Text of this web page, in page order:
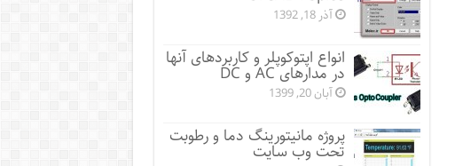
آذر 18, 1392
انواع اپتوکوپلر و کاربردهای آنها
در مدارهای AC و DC
آبان 20, 1399
پروژه مانيتورينگ دما و رطوبت
تحت وب سایت